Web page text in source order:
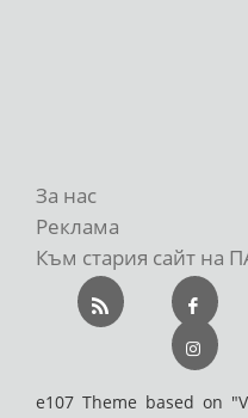
За нас
Реклама
Към стария сайт на
e107 Theme based on